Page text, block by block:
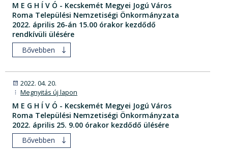
M E G H Í V Ó - Kecskemét Megyei Jogú Város
Roma Települési Nemzetiségi Önkormányzata
2022. április 26-án 15.00 órakor kezdődő
rendkívüli ülésére
Bővebben
2022. 04. 20.
Megnyitás új lapon
M E G H Í V Ó - Kecskemét Megyei Jogú Város
Roma Települési Nemzetiségi Önkormányzata
2022. április 25. 9.00 órakor kezdődő ülésére
Bővebben